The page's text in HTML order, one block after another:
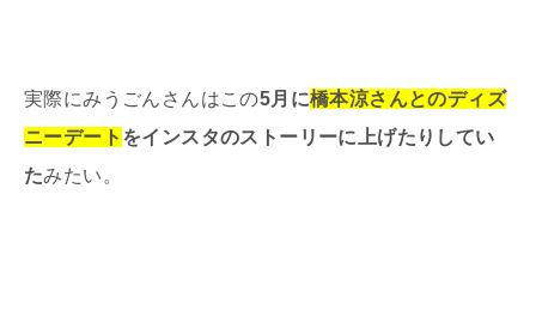
実際にみうごんさんはこの5月に橋本涼さんとのディズ
ニーデート をインスタのストーリーに上げたりしてい
たみたい。